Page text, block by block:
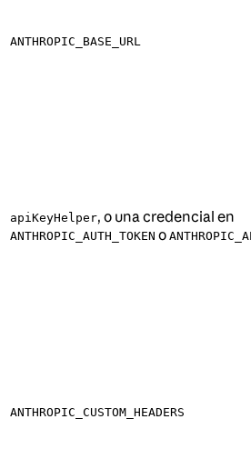
ANTHROPIC_BASE_URL
apiKeyHelper, o una credencial en
ANTHROPIC_AUTH_TOKEN o
ANTHROPIC_CUSTOM_HEADERS